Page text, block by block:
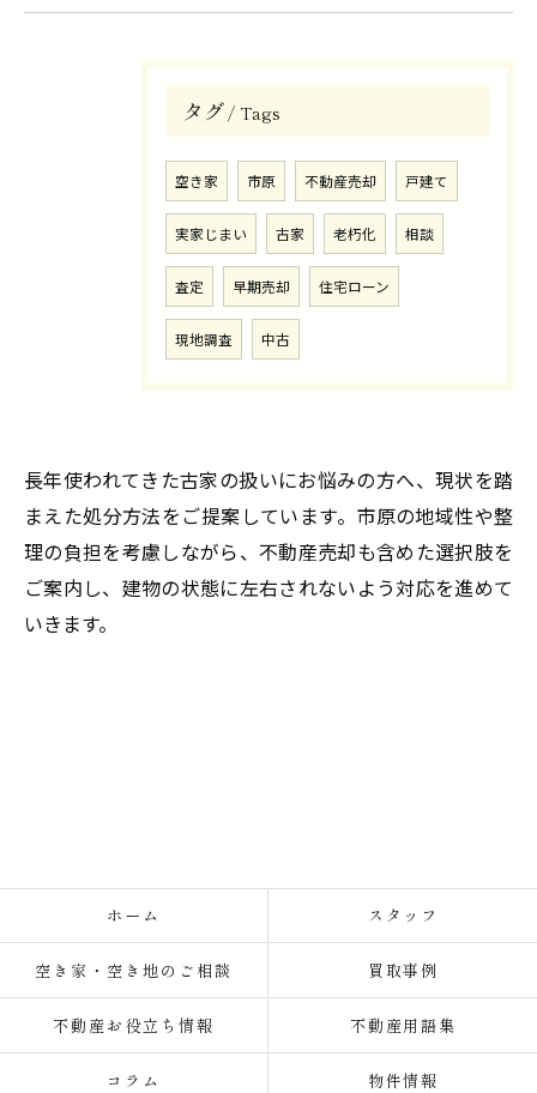
タグ Tags
空き家 市原 不動産売却 戸建て
実家じまい 古家 老朽化 相談
査定 早期売却 住宅ローン
現地調査 中古
長年使われてきた古家の扱いにお悩みの方へ、現状を踏
まえた処分方法をご提案しています。市原の地域性や整
理の負担を考慮しながら、不動産売却も含めた選択肢を
ご案内し、建物の状態に左右されないよう対応を進めて
いきます。
ホーム スタッフ
空き家・空き地のご相談 買取事例
不動産お役立ち情報 不動産用語集
コラム 物件情報